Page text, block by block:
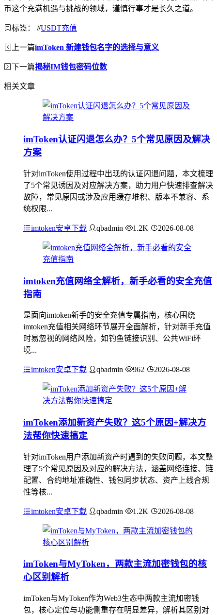
币这个充满机遇与挑战的领域，谨慎行事才是长久之道。
标签： #USDT充值
上一篇imToken 新建钱包名字的选择与意义
下一篇揭秘IM钱包密码位数
相关文章
imToken认证闪退怎么办？5个常见原因及解决
方案
针对imToken使用过程中出现的认证闪退问题，本文梳理
了5个常见诱因及对应解决方案，助力用户快速排查解决
故障，常见原因或涉及应用缓存堆积、版本不兼容、系
统权限...
imtoken安卓下载 qbadmin 1.2K 2026-08-08
imtoken充值网络全解析，新手必看的安全充值
指南
是面向imtoken新手的安全充值专属指南，核心围绕
imtoken充值相关网络环节展开全面解析，针对新手充值
时易忽视的网络风险，如钓鱼链接识别、公共WiFi环
境...
imtoken安卓下载 qbadmin 962 2026-08-08
imToken添加新资产失败？这5个原因+解决方
法帮你快速搞定
针对imToken用户添加新资产时遇到的失败问题，本文整
理了5个常见原因及对应的解决方法，涵盖网络连接、链
配置、合约地址准确性、钱包同步状态、资产上线合规
性等核...
imtoken安卓下载 qbadmin 1.2K 2026-08-08
imToken与MyToken，两款主流加密钱包的核
心区别解析
imToken与MyToken作为Web3生态中两款主流加密钱
包，核心定位与功能侧重存在明显差异，解析其区别对